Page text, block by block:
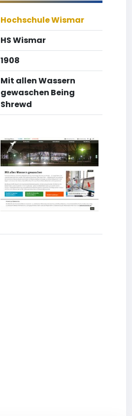
Hochschule Wismar
HS Wismar
1908
Mit allen Wassern
gewaschen Being
Shrewd